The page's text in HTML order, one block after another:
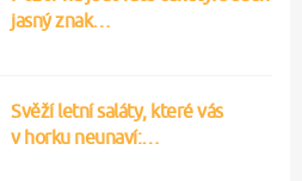
jasný znak…
Svěží letní saláty, které vás
v horku neunaví:…